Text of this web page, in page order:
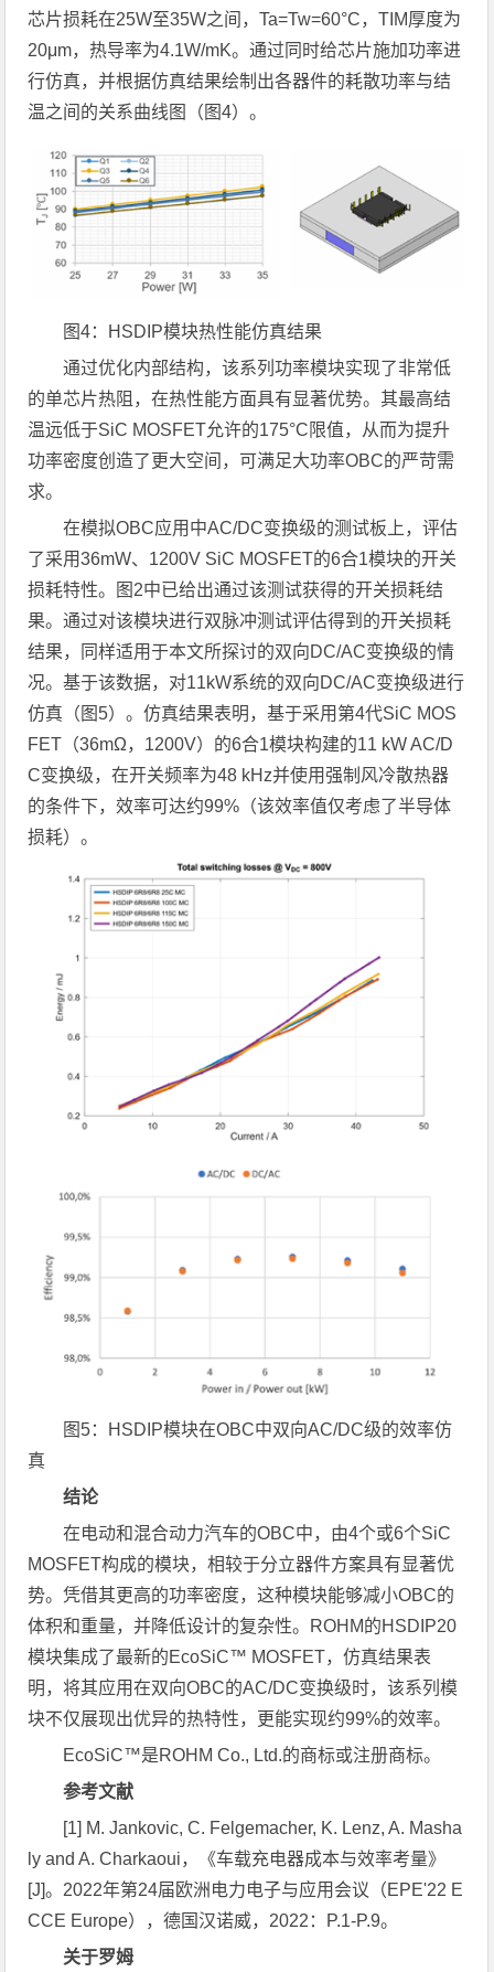
芯片损耗在25W至35W之间，Ta=Tw=60°C，TIM厚度为
20μm，热导率为4.1W/mK。通过同时给芯片施加功率进
行仿真，并根据仿真结果绘制出各器件的耗散功率与结
温之间的关系曲线图（图4）。
图4：HSDIP模块热性能仿真结果
通过优化内部结构，该系列功率模块实现了非常低
的单芯片热阻，在热性能方面具有显著优势。其最高结
温远低于SiC MOSFET允许的175°C限值，从而为提升
功率密度创造了更大空间，可满足大功率OBC的严苛需
求。
在模拟OBC应用中AC/DC变换级的测试板上，评估
了采用36mW、1200V SiC MOSFET的6合1模块的开关
损耗特性。图2中已给出通过该测试获得的开关损耗结
果。通过对该模块进行双脉冲测试评估得到的开关损耗
结果，同样适用于本文所探讨的双向DC/AC变换级的情
况。基于该数据，对11kW系统的双向DC/AC变换级进行
仿真（图5）。仿真结果表明，基于采用第4代SiC MOS
FET（36mΩ，1200V）的6合1模块构建的11 kW AC/D
C变换级，在开关频率为48 kHz并使用强制风冷散热器
的条件下，效率可达约99%（该效率值仅考虑了半导体
损耗）。
图5：HSDIP模块在OBC中双向AC/DC级的效率仿
真
结论
在电动和混合动力汽车的OBC中，由4个或6个SiC
MOSFET构成的模块，相较于分立器件方案具有显著优
势。凭借其更高的功率密度，这种模块能够减小OBC的
体积和重量，并降低设计的复杂性。ROHM的HSDIP20
模块集成了最新的EcoSiC™ MOSFET，仿真结果表
明，将其应用在双向OBC的AC/DC变换级时，该系列模
块不仅展现出优异的热特性，更能实现约99%的效率。
EcoSiC™是ROHM Co., Ltd.的商标或注册商标。
参考文献
[1] M. Jankovic, C. Felgemacher, K. Lenz, A. Masha
ly and A. Charkaoui，《车载充电器成本与效率考量》
[J]。2022年第24届欧洲电力电子与应用会议（EPE'22 E
CCE Europe），德国汉诺威，2022：P.1-P.9。
关于罗姆